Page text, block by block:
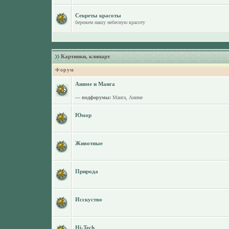
Секреты красоты
бережем нашу небесную красоту
Картинки, клипарт
Форум
Аниме и Манга
— подфорумы: Манга, Аниме
Юмор
Животные
Природа
Исскуство
Hi-Tech